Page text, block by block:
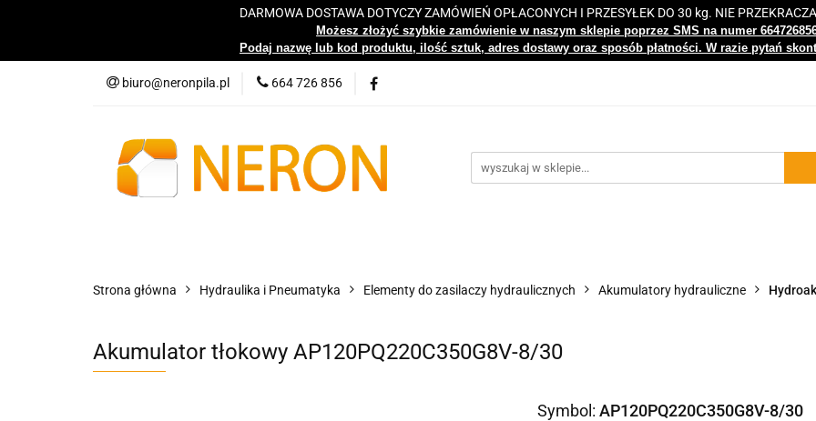
DARMOWA DOSTAWA DOTYCZY ZAMÓWIEŃ OPŁACONYCH I PRZESYŁEK DO 30 kg. NIE
Możesz złożyć szybkie zamówienie w naszym sklepie poprzez SMS na numer
Podaj nazwę lub kod produktu, ilość sztuk, adres dostawy oraz sposób płatności. W razie pytań
biuro@neronpila.pl 664 726 856
Katalogi Nowości Bestsellery Kontakt Centrum
Strona główna Hydraulika i Pneumatyka Elementy do zasilaczy hydraulicznych Akumulatory hydrauliczne
Akumulator tłokowy AP120PQ220C350G8V-8/30
Symbol: AP120PQ220C350G8V-8/30